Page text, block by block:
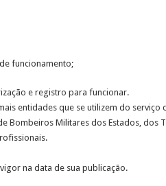
funcionamento;
e registro para funcionar.
entidades que se utilizem do
Bombeiros Militares dos Estados, dos
na data de sua publicação.